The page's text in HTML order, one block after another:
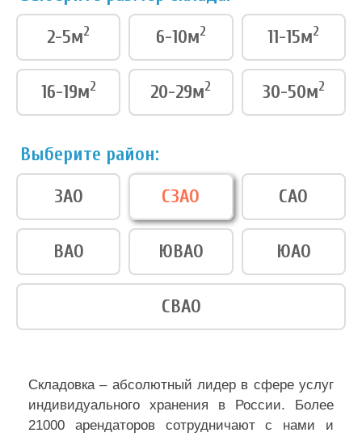
2-5м2 6-10м2 11-15м2
16-19м2 20-29м2 30-50м2
Выберите район:
ЗАО
СЗАО САО
ВАО ЮВАО ЮАО
СВАО
Складовка – абсолютный лидер в сфере услуг
индивидуального хранения в России. Более
21000 арендаторов сотрудничают с нами и